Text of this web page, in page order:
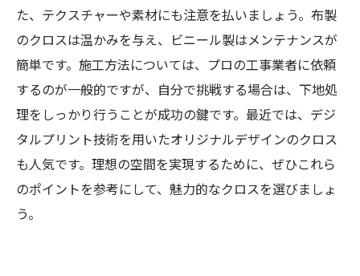
た、テクスチャーや素材にも注意を払いましょう。布製
のクロスは温かみを与え、ビニール製はメンテナンスが
簡単です。施工方法については、プロの工事業者に依頼
するのが一般的ですが、自分で挑戦する場合は、下地処
理をしっかり行うことが成功の鍵です。最近では、デジ
タルプリント技術を用いたオリジナルデザインのクロス
も人気です。理想の空間を実現するために、ぜひこれら
のポイントを参考にして、魅力的なクロスを選びましょ
う。